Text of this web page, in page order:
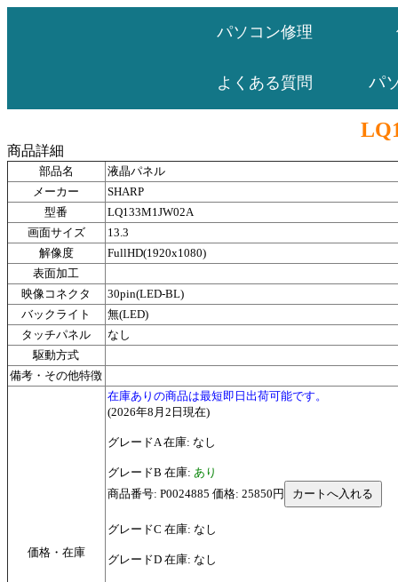
パソコン修理
よくある質問 パ
商品詳細
部品名
液晶パネル
メーカー
SHARP
型番
LQ133M1JW02A
画面サイズ
13.3
解像度
FullHD(1920x1080)
表面加工
映像コネクタ
30pin(LED-BL)
バックライト
無(LED)
タッチパネル
なし
駆動方式
備考・その他特徴
価格・在庫
在庫ありの商品は最短即日出荷可能です。
(2026年8月2日現在)
グレードA 在庫: なし
グレードB 在庫: あり
商品番号: P0024885 価格: 25850円
グレードC 在庫: なし
グレードD 在庫: なし